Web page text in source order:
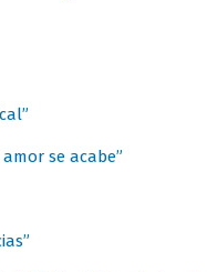
amor se acabe”